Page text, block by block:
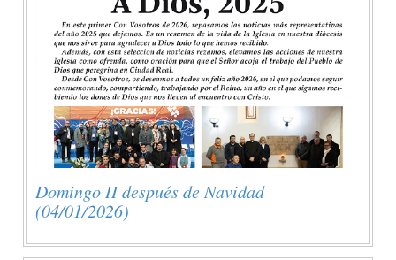
Domingo II después de Navidad
(04/01/2026)